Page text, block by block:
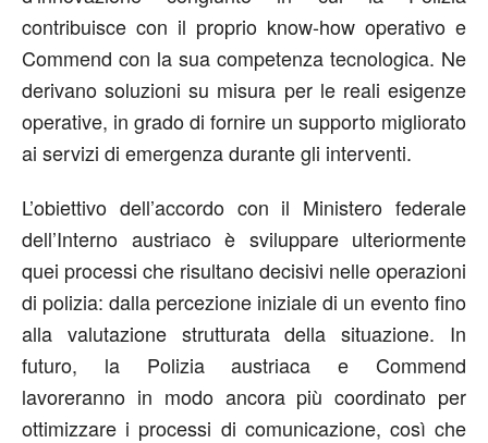
contribuisce con il proprio know-how operativo e
Commend con la sua competenza tecnologica. Ne
derivano soluzioni su misura per le reali esigenze
operative, in grado di fornire un supporto migliorato
ai servizi di emergenza durante gli interventi.
L’obiettivo dell’accordo con il Ministero federale
dell’Interno austriaco è sviluppare ulteriormente
quei processi che risultano decisivi nelle operazioni
di polizia: dalla percezione iniziale di un evento fino
alla valutazione strutturata della situazione. In
futuro, la Polizia austriaca e Commend
lavoreranno in modo ancora più coordinato per
ottimizzare i processi di comunicazione, così che